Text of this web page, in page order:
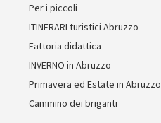
Per i piccoli
ITINERARI turistici Abruzzo
Fattoria didattica
INVERNO in Abruzzo
Primavera ed Estate in Abruzzo
Cammino dei briganti